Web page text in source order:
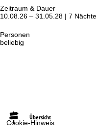
Cookie-Hinweis
Zeitraum & Dauer
10.08.26 – 31.05.28 | 7 Nächte
Personen
beliebig
Übersicht